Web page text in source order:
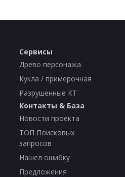
Сервисы
Древо персонажа
Кукла / примерочная
Разрушенные КТ
Контакты & База
Новости проекта
ТОП Поисковых
запросов
Нашел ошибку
Предложения